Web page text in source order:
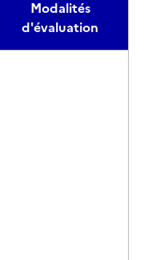
Modalités
d'évaluation